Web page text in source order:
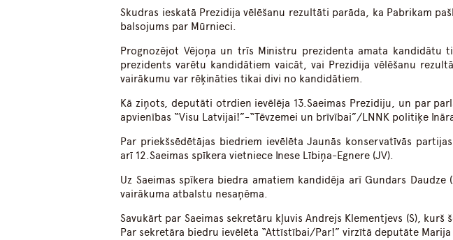
Skudras ieskatā Prezidija vēlēšanu rezultāti parāda, ka Pabrikam
balsojums par Mūrnieci.
Prognozējot Vējoņa un trīs Ministru prezidenta amata kandidātu
prezidents varētu kandidātiem vaicāt, vai Prezidija vēlēšanu
vairākumu var rēķināties tikai divi no kandidātiem.
Kā ziņots, deputāti otrdien ievēlēja 13.Saeimas Prezidiju, un par
apvienības “Visu Latvijai!”-“Tēvzemei un brīvībai”/LNNK politiķe
Par priekšsēdētājas biedriem ievēlēta Jaunās konservatīvās
arī 12.Saeimas spīkera vietniece Inese Lībiņa-Egnere (JV).
Uz Saeimas spīkera biedra amatiem kandidēja arī Gundars Daudze
vairākuma atbalstu nesaņēma.
Savukārt par Saeimas sekretāru kļuvis Andrejs Klementjevs (S),
Par sekretāra biedru ievēlēta “Attīstībai/Par!” virzītā deputāte Marija